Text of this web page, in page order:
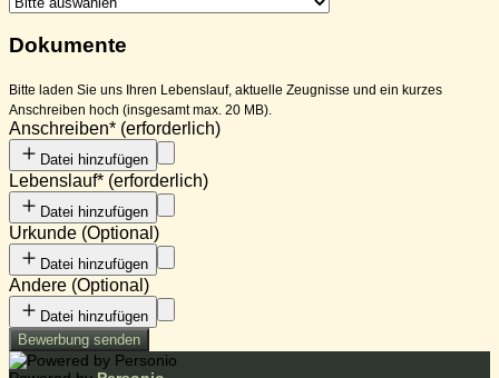
Dokumente
Bitte laden Sie uns Ihren Lebenslauf, aktuelle Zeugnisse und ein kurzes
Anschreiben hoch (insgesamt max. 20 MB).
Anschreiben* (erforderlich)
Datei hinzufügen
Lebenslauf* (erforderlich)
Datei hinzufügen
Urkunde (Optional )
Datei hinzufügen
Andere (Optional )
Datei hinzufügen
Bewerbung senden